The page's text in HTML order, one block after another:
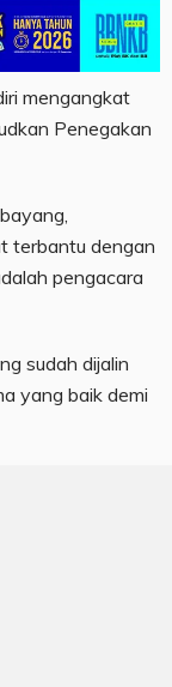
mengangkat
Penegakan
terbantu dengan
pengacara
sudah dijalin
yang baik demi